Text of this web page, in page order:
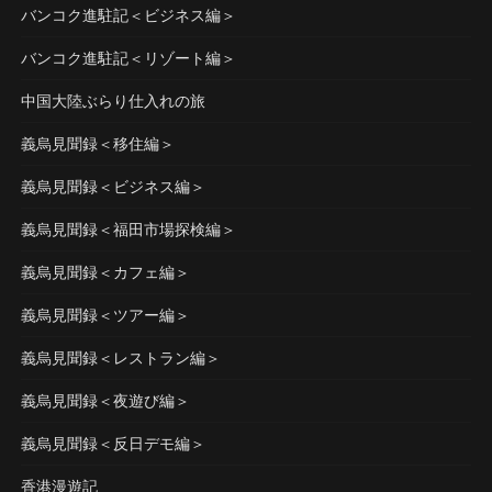
バンコク進駐記＜ビジネス編＞
バンコク進駐記＜リゾート編＞
中国大陸ぶらり仕入れの旅
義烏見聞録＜移住編＞
義烏見聞録＜ビジネス編＞
義烏見聞録＜福田市場探検編＞
義烏見聞録＜カフェ編＞
義烏見聞録＜ツアー編＞
義烏見聞録＜レストラン編＞
義烏見聞録＜夜遊び編＞
義烏見聞録＜反日デモ編＞
香港漫遊記